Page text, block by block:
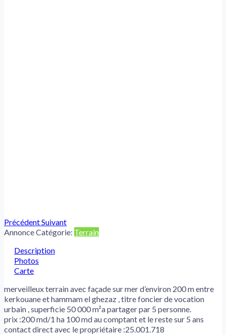
PrécédentSuivant
Annonce Catégorie: Terrain
Description
Photos
Carte
merveilleux terrain avec façade sur mer d’environ 200 m entre
kerkouane et hammam el ghezaz , titre foncier de vocation
urbain , superficie 50 000 m²a partager par 5 personne.
prix :200 md/1 ha 100 md au comptant et le reste sur 5 ans
contact direct avec le propriétaire :25.001.718